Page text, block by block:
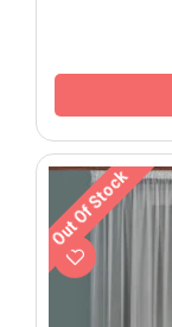
Out Of Stock